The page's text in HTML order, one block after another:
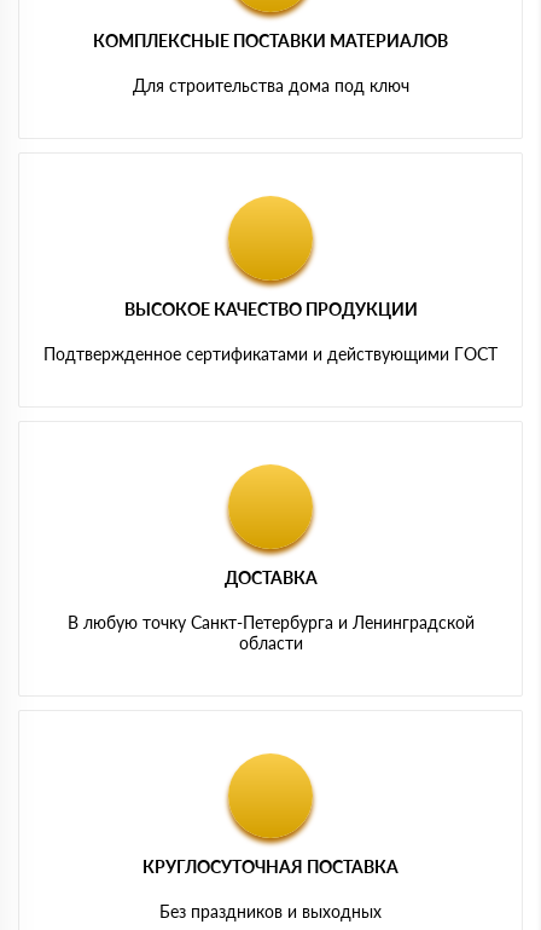
КОМПЛЕКСНЫЕ ПОСТАВКИ МАТЕРИАЛОВ
Для строительства дома под ключ
ВЫСОКОЕ КАЧЕСТВО ПРОДУКЦИИ
Подтвержденное сертификатами и действующими ГОСТ
ДОСТАВКА
В любую точку Санкт-Петербурга и Ленинградской
области
КРУГЛОСУТОЧНАЯ ПОСТАВКА
Без праздников и выходных